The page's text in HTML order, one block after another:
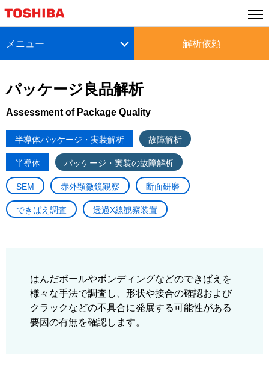
パッケージ良品解析
Assessment of Package Quality
半導体パッケージ・実装解析 故障解析
半導体 パッケージ・実装の故障解析
SEM 赤外顕微鏡観察 断面研磨
できばえ調査 透過X線観察装置
はんだボールやボンディングなどのできばえを
様々な手法で調査し、形状や接合の確認および
クラックなどの不具合に発展する可能性がある
要因の有無を確認します。
メニュー 解析依頼